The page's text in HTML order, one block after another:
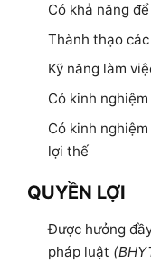
Có khả năng
Thành thạo
Kỹ năng làm
Có kinh nghiệm
Có kinh
lợi thế
QUYỀN LỢI
Được hưởng
pháp luật